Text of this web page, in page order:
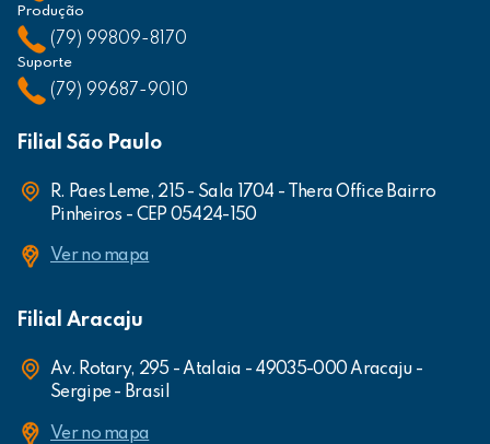
Produção
(79) 99809-8170
Suporte
(79) 99687-9010
Filial São Paulo
R. Paes Leme, 215 - Sala 1704 - Thera Office Bairro
Pinheiros - CEP 05424-150
Ver no mapa
Filial Aracaju
Av. Rotary, 295 - Atalaia - 49035-000 Aracaju -
Sergipe - Brasil
Ver no mapa